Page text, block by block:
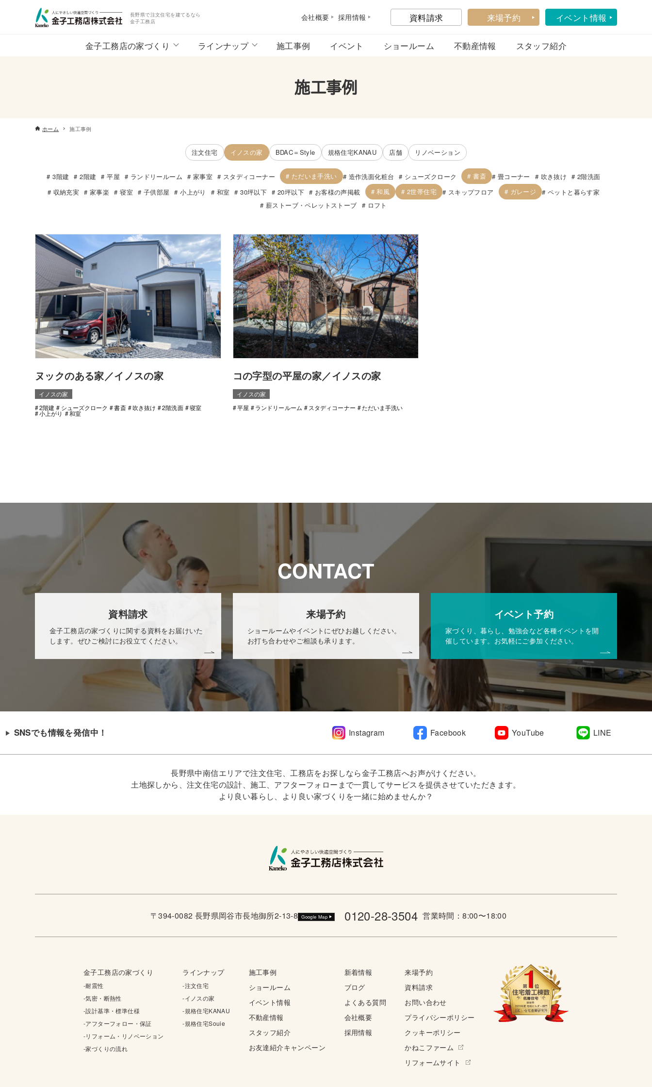
長野県で注文住宅を建てるなら
金子工務店
会社概要 採用情報 資料請求 来場予約 イベント情報
金子工務店の家づくり ラインナップ 施工事例 イベント ショールーム 不動産情報 スタッフ紹介
施工事例
ホーム 施工事例
注文住宅 イノスの家 BDAC＝Style 規格住宅KANAU 店舗 リノベーション
3階建 2階建 平屋 ランドリールーム 家事室 スタディコーナー ただいま手洗い 造作洗面化粧台 シューズクローク 書斎 畳コーナー 吹き抜け
2階洗面
収納充実
家事楽 寝室 子供部屋 小上がり 和室 30坪以下 20坪以下 お客様の声掲載 和風 2世帯住宅 スキップフロア ガレージ
ペットと暮らす家
薪ストーブ・ペレットストーブ
ロフト
ヌックのある家／イノスの家
イノスの家
2階建
シューズクローク 書斎 吹き抜け 2階洗面 寝室
小上がり 和室
コの字型の平屋の家／イノスの家
イノスの家
平屋
ランドリールーム スタディコーナー ただいま手洗い
CONTACT
資料請求
金子工務店の家づくりに関する資料をお届けいた
します。ぜひご検討にお役立てください。
来場予約
ショールームやイベントにぜひお越しください。
お打ち合わせやご相談も承ります。
イベント予約
家づくり、暮らし、勉強会など各種イベントを開
催しています。お気軽にご参加ください。
SNSでも情報を発信中！ Instagram Facebook YouTube LINE
長野県中南信エリアで注文住宅、工務店をお探しなら金子工務店へお声がけください。
土地探しから、注文住宅の設計、施工、アフターフォローまで一貫してサービスを提供させていただきます。
より良い暮らし、より良い家づくりを一緒に始めませんか？
〒394-0082 長野県岡谷市長地御所2-13-8 Google Map 0120-28-3504 営業時間：8:00〜18:00
金子工務店の家づくり
-耐震性
-気密・断熱性
-設計基準・標準仕様
-アフターフォロー・保証
-リフォーム・リノベーション
-家づくりの流れ
ラインナップ
-注文住宅
-イノスの家
-規格住宅KANAU
-規格住宅Souie
施工事例
ショールーム
イベント情報
不動産情報
スタッフ紹介
お友達紹介キャンペーン
新着情報
ブログ
よくある質問
会社概要
採用情報
来場予約
資料請求
お問い合わせ
プライバシーポリシー
クッキーポリシー
かねこファーム
リフォームサイト